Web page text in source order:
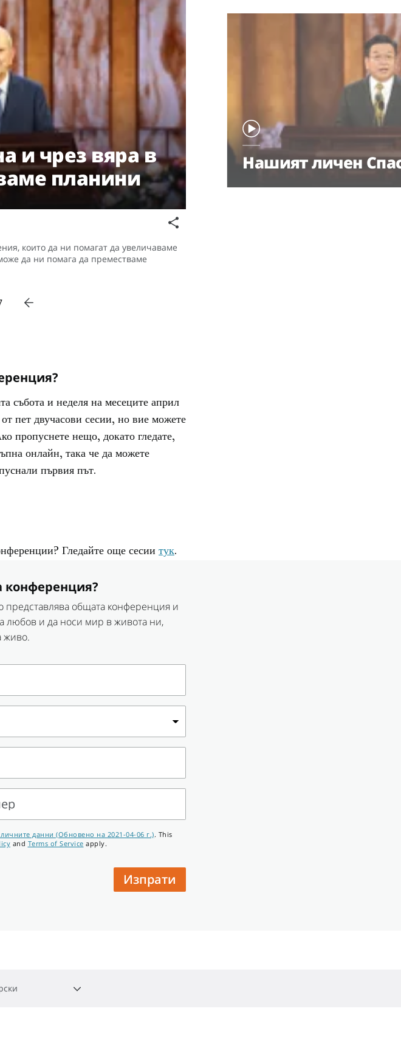
и чрез вяра в
планини
които да ни помагат да увеличаваме
да ни помага да преместваме
Нашият личен
събота и неделя на месеците април
пет двучасови сесии, но вие можете
пропуснете нещо, докато гледате,
онлайн, така че да можете
първия път.
Гледайте още сесии тук.
конференция?
представлява общата конференция и
любов и да носи мир в живота ни,
живо.
данни (Обновено на 2021-04-06 г.). This
and Terms of Service apply.
Изпрати